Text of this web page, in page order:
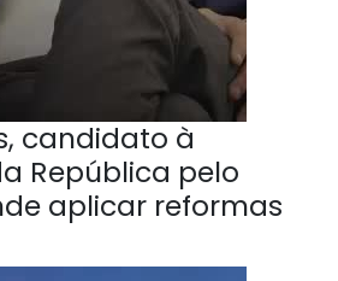
candidato à
República pelo
aplicar reformas